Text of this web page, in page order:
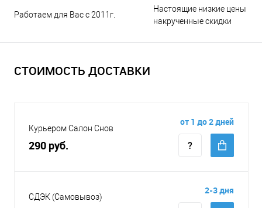
Работаем для Вас с 2011г.
Настоящие низкие цены и
накрученные скидки
СТОИМОСТЬ ДОСТАВКИ
Курьером Салон Снов
290 руб.
от 1 до 2 дней
СДЭК (Самовывоз)
2-3 дня